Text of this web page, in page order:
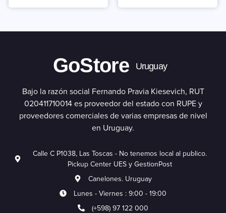
de 5
GoStore Uruguay
Bajo la razón social Fernando Pravia Kiesevich, RUT
020411710014 es proveedor del estado con RUPE y
proveedores comerciales de varias empresas de nivel
en Uruguay.
Calle C P1038, Las Toscas - No tenemos local al publico.
Pickup Center UES y GestionPost
Canelones. Uruguay
Lunes - Viernes : 9:00 - 19:00
(+598) 97 122 000